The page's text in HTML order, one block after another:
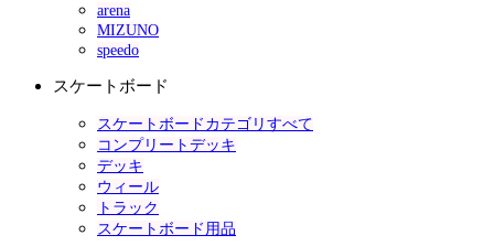
arena
MIZUNO
speedo
スケートボード
スケートボードカテゴリすべて
コンプリートデッキ
デッキ
ウィール
トラック
スケートボード用品